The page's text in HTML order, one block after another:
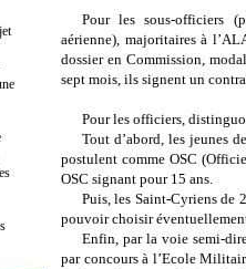
Pour les sous-officiers
aérienne), majoritaires à
dossier en Commission,
sept mois, ils signent un
Pour les officiers,
Tout d’abord, les jeunes
postulent comme OSC
OSC signant pour 15 ans.
Puis, les Saint-Cyriens de
pouvoir choisir
Enfin, par la voie semi-
par concours à l’Ecole